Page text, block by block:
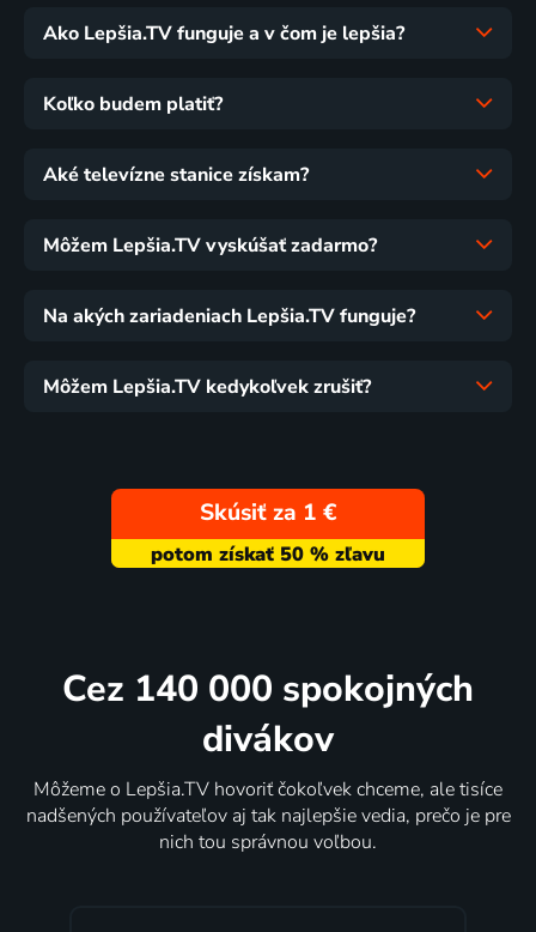
Ako Lepšia.TV funguje a v čom je lepšia?
Koľko budem platiť?
Aké televízne stanice získam?
Môžem Lepšia.TV vyskúšať zadarmo?
Na akých zariadeniach Lepšia.TV funguje?
Môžem Lepšia.TV kedykoľvek zrušiť?
Skúsiť za 1 €
Cez 140 000 spokojných
divákov
Môžeme o Lepšia.TV hovoriť čokoľvek chceme, ale tisíce
nadšených používateľov aj tak najlepšie vedia, prečo je pre
nich tou správnou voľbou.